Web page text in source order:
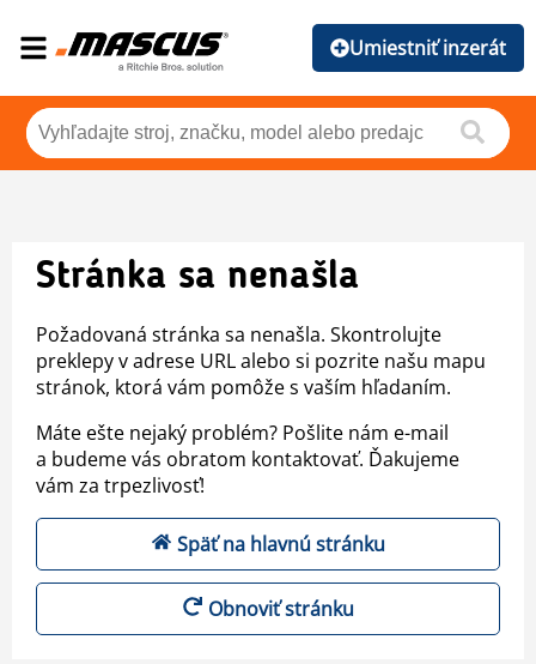
Umiestniť inzerát
Stránka sa nenašla
Požadovaná stránka sa nenašla. Skontrolujte
preklepy v adrese URL alebo si pozrite našu mapu
stránok, ktorá vám pomôže s vaším hľadaním.
Máte ešte nejaký problém? Pošlite nám e-mail
a budeme vás obratom kontaktovať. Ďakujeme
vám za trpezlivosť!
Späť na hlavnú stránku
Obnoviť stránku